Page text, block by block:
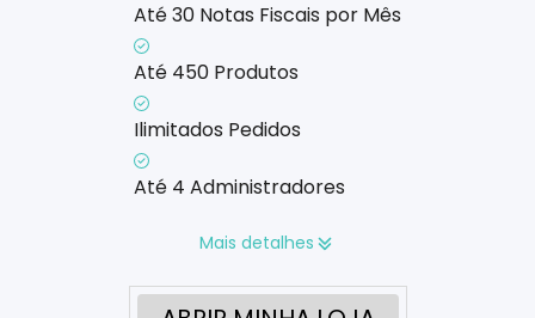
Até 30 Notas Fiscais por Mês
Até 450 Produtos
Ilimitados Pedidos
Até 4 Administradores
Mais detalhes